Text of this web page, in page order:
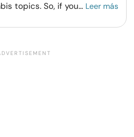
topics. So, if you... Leer más